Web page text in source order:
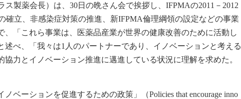
製薬会長）は、30日の晩さん会で挨拶し、IFPMAの2011－2012
確立、非感染症対策の推進、新IFPMA倫理綱領の設定などの事業
、「これら事業は、医薬品産業が世界の健康改善のために活動し
べ、「我々は1人のパートナーであり、イノベーションと考える
力とイノベーション推進に邁進している状況に理解を求めた。
ベーションを促進するための政策」（Policies that encourage inno